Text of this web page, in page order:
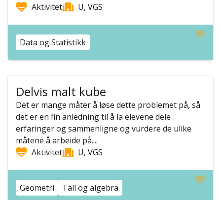
Aktivitet
U, VGS
Data og Statistikk
Delvis malt kube
Det er mange måter å løse dette problemet på, så
det er en fin anledning til å la elevene dele
erfaringer og sammenligne og vurdere de ulike
måtene å arbeide på....
Aktivitet
U, VGS
Geometri Tall og algebra